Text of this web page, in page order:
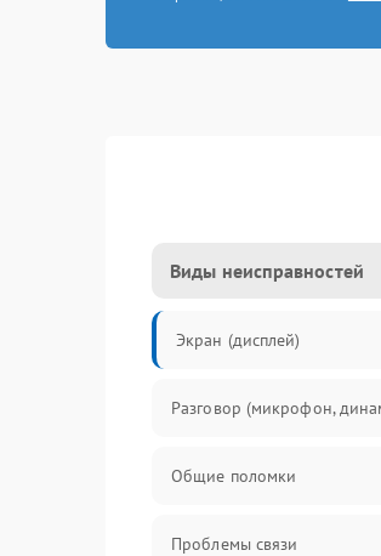
Виды неисправностей
Экран (дисплей)
Разговор (микрофон,
Общие поломки
Проблемы связи